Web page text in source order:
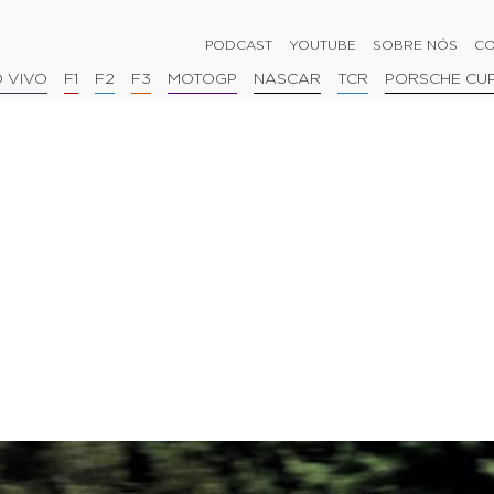
PODCAST YOUTUBE SOBRE NÓS
VIVO F1 F2 F3 MOTOGP NASCAR TCR PORSCHE